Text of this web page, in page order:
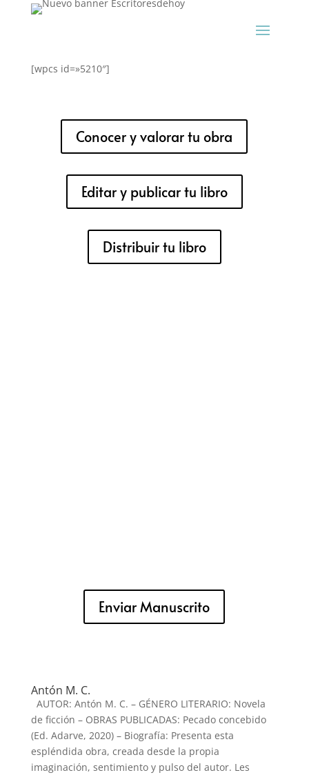
[wpcs id=»5210″]
Conocer y valorar tu obra
Editar y publicar tu libro
Distribuir tu libro
Enviar Manuscrito
Antón M. C.
AUTOR: Antón M. C. – GÉNERO LITERARIO: Novela
de ficción – OBRAS PUBLICADAS: Pecado concebido
(Ed. Adarve, 2020) – Biografía: Presenta esta
espléndida obra, creada desde la propia
imaginación, sentimiento y pulso del autor. Les